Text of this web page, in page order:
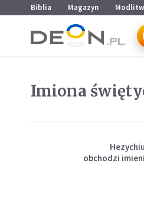
Przejdź do menu głównego
Przejdź do treści
Biblia Magazyn
Imiona
obchodzi